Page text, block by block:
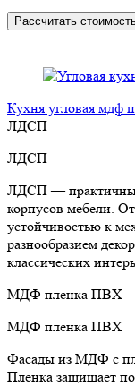
Рассчитать
Кухня угловая мдф
ЛДСП
ЛДСП
ЛДСП —
корпусов мебели.
устойчивостью к
разнообразием
классических
МДФ пленка ПВХ
МДФ пленка ПВХ
Фасады из МДФ с
Пленка защищает